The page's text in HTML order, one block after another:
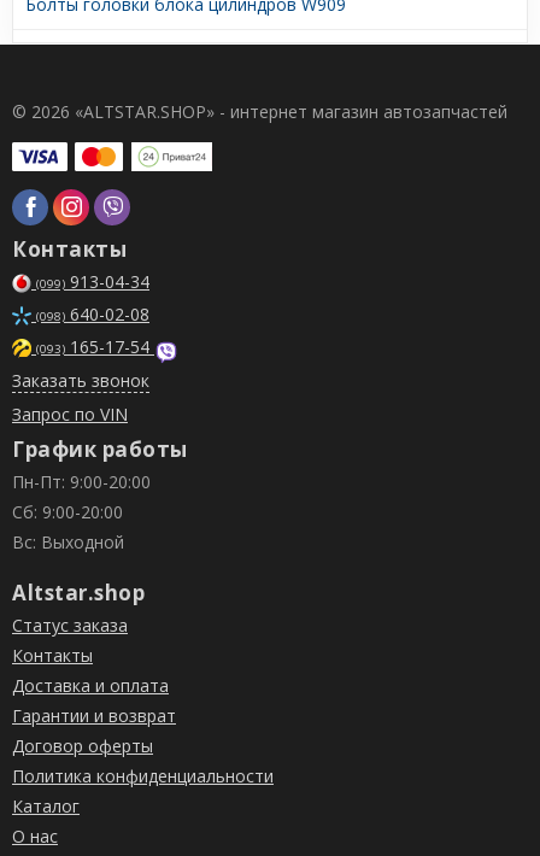
© 2026 «ALTSTAR.SHOP» - интернет магазин автозапчастей
Контакты
(099) 913-04-34
(098) 640-02-08
(093) 165-17-54
Заказать звонок
Запрос по VIN
График работы
Пн-Пт: 9:00-20:00
Сб: 9:00-20:00
Вс: Выходной
Altstar.shop
Статус заказа
Контакты
Доставка и оплата
Гарантии и возврат
Договор оферты
Политика конфиденциальности
Каталог
О нас